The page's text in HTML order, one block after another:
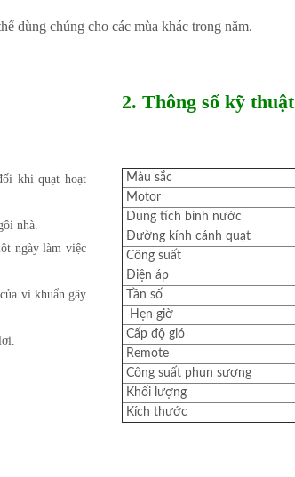
dùng chúng cho các mùa khác trong năm.
khi quạt hoạt
nhà.
ngày làm việc
vi khuẩn gây
2. Thông số kỹ thuật
Màu sắc
Motor
Dung tích bình nước
Đường kính cánh quạt
Công suất
Điện áp
Tần số
Hẹn giờ
Cấp độ gió
Remote
Công suất phun sương
Khối lượng
Kích thước